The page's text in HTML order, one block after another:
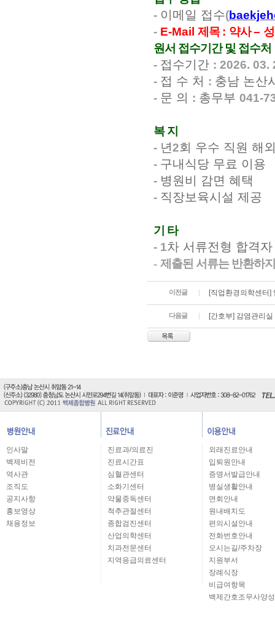
- 이메일 접수(
- E-Mail 제목: 약사–
원서 접수기간 및 접수처
- 접수기간 : 2026. 03.
- 접 수 처 : 충남 논산
- 문 의 : 총무부 041-
복 지
- 년2회 우수 직원 해
- 구내식당 무료 이용
- 병원비 감면 혜택
- 직장보육시설 제공
기 타
- 1차 서류전형 합격
- 제출된 서류는 반환하
이전글 [직업환경의학센터]
다음글 [간호부] 감염관리
인사말
백제비전
역사관
조직도
공지사항
홍보영상
채용정보
진료과/의료진
진료시간표
심혈관센터
소화기센터
약물중독센터
척추관절센터
종합검진센터
산업의학센터
치과전문센터
지역응급의료센터
외래진료안내
입퇴원안내
증명서발급안내
병실생활안내
면회안내
원내배치도
편의시설안내
전화번호안내
오시는길/주차장
지원부서
장례식장
비급여항목
백제간호조무사양